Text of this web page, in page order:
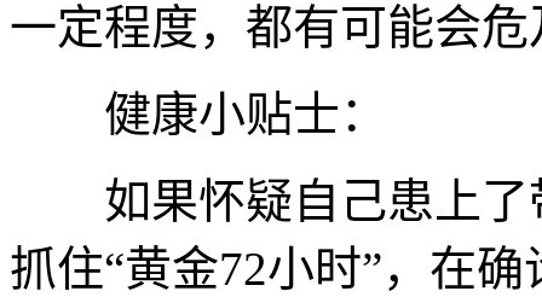
一定程度，都有可能会
健康小贴士：
如果怀疑自己患上了
抓住“黄金72小时”，在